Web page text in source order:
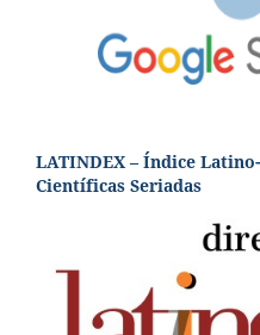
LATINDEX – Índice
Científicas Seriadas